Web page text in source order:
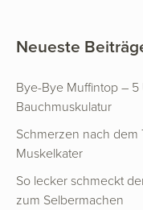
Neueste
Bye-Bye Muffintop –
Bauchmuskulatur
Schmerzen nach dem
Muskelkater
So lecker schmeckt
zum Selbermachen